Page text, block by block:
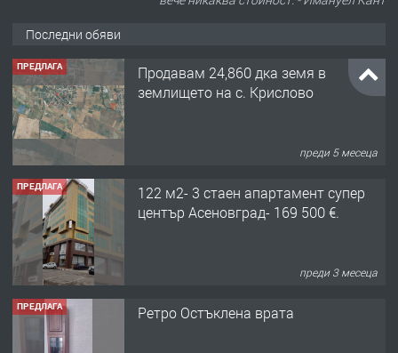
Последни обяви
ПРЕДЛАГА
Продавам 24,860 дка земя в
землището на с. Крислово
преди 5 месеца
ПРЕДЛАГА
122 м2- 3 стаен апартамент супер
център Асеновград- 169 500 €.
преди 3 месеца
ПРЕДЛАГА Ретро Остъклена врата